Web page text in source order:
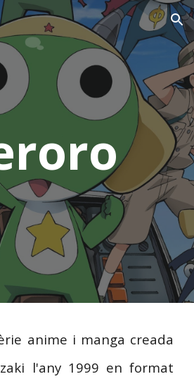
Skip to navigation
anime i manga creada
l'any 1999 en format